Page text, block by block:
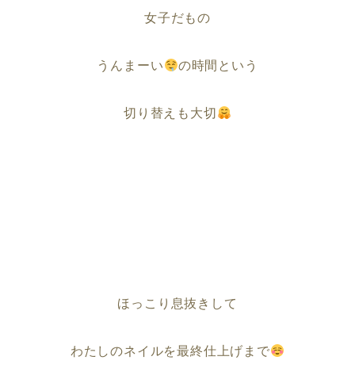
女子だもの
うんまーい の時間という
切り替えも大切
ほっこり息抜きして
わたしのネイルを最終仕上げまで